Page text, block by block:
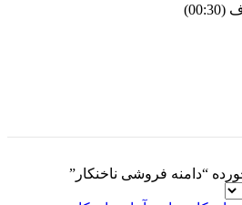
(00:
30
)
“دامنه فروشی ناخنکار”